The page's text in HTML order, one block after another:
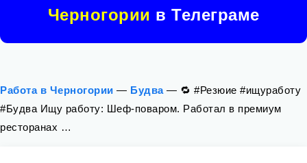
Черногории в Телеграме
Работа в Черногории — Будва— 🔁 #Резюие #ищуработу
#Будва Ищу работу: Шеф-поваром. Работал в премиум
ресторанах …